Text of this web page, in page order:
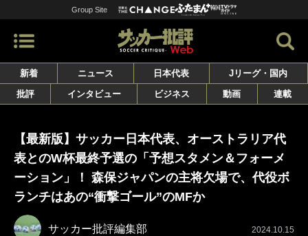
Group Site
新着 ニュース 日本代表
Jリーグ・国内
批評
インタビュー ビジネス 動画 連載
【最新版】サッカー日本代表、オーストラリア代
表とのW杯最終予選の「予想スタメン＆フォーメ
ーション」！ 森保ジャパンの主将欠場で、代役ボ
ランチはあの“衝撃ゴール”のMFか
サッカー批評編集部 2024.10.15